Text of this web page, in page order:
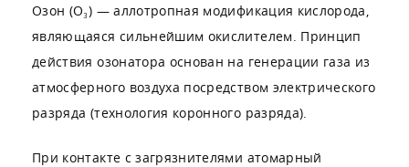
Озон (O₃) — аллотропная модификация кислорода,
являющаяся сильнейшим окислителем. Принцип
действия озонатора основан на генерации газа из
атмосферного воздуха посредством электрического
разряда (технология коронного разряда).
При контакте с загрязнителями атомарный